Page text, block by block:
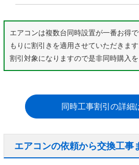
エアコンは複数台同時設置が一番お得
もりに割引きを適用させていただきま
割引対象になりますので是非同時購入を
同時工事割引の詳細
エアコンの依頼から交換工事